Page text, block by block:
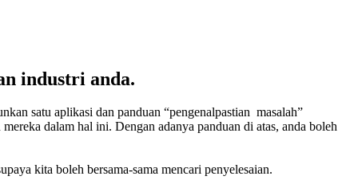
industri anda.
satu aplikasi dan panduan “pengenalpastian masalah”
dalam hal ini. Dengan adanya panduan di atas, anda boleh
kita boleh bersama-sama mencari penyelesaian.